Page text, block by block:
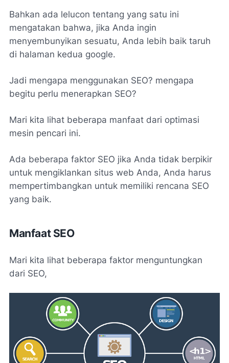
Bahkan ada lelucon tentang yang satu ini
mengatakan bahwa, jika Anda ingin
menyembunyikan sesuatu, Anda lebih baik taruh
di halaman kedua google.
Jadi mengapa menggunakan SEO? mengapa
begitu perlu menerapkan SEO?
Mari kita lihat beberapa manfaat dari optimasi
mesin pencari ini.
Ada beberapa faktor SEO jika Anda tidak berpikir
untuk mengiklankan situs web Anda, Anda harus
mempertimbangkan untuk memiliki rencana SEO
yang baik.
Manfaat SEO
Mari kita lihat beberapa faktor menguntungkan
dari SEO,